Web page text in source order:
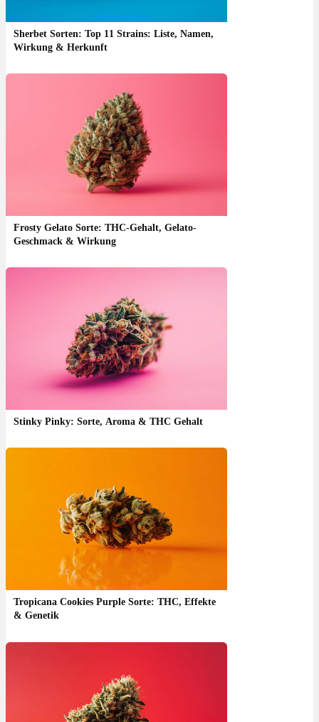
Sherbet Sorten: Top 11 Strains: Liste, Namen,
Wirkung & Herkunft
Frosty Gelato Sorte: THC-Gehalt, Gelato-
Geschmack & Wirkung
Stinky Pinky: Sorte, Aroma & THC Gehalt
Tropicana Cookies Purple Sorte: THC, Effekte
& Genetik